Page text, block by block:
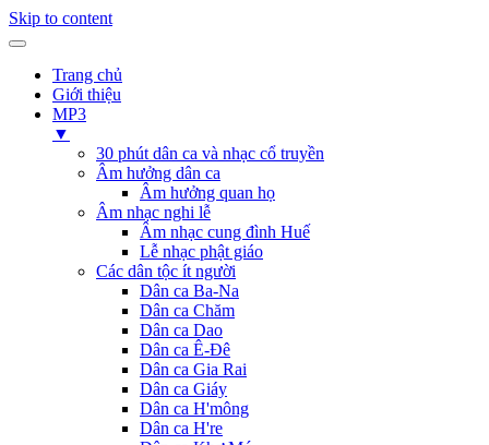
Skip to content
Trang chủ
Giới thiệu
MP3
▼
30 phút dân ca và nhạc cổ truyền
Âm hưởng dân ca
Âm hưởng quan họ
Âm nhạc nghi lễ
Âm nhạc cung đình Huế
Lễ nhạc phật giáo
Các dân tộc ít người
Dân ca Ba-Na
Dân ca Chăm
Dân ca Dao
Dân ca Ê-Đê
Dân ca Gia Rai
Dân ca Giáy
Dân ca H'mông
Dân ca H're